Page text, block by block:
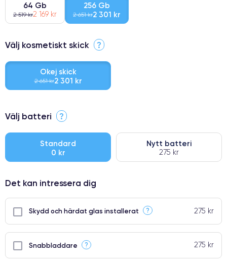
64 Gb
2 519 kr2 169 kr
256 Gb
2 651 kr2 301 kr
Välj kosmetiskt skick ?
Okej skick
2 651 kr2 301 kr
⭐ Premium
● Oklanderlig kvalitetsskärm
● Endast 5% av våra telefoner har premiumklassning
Välj batteri ?
Standard
0 kr
Nytt batteri
275 kr
Det kan intressera dig
Skydd och härdat glas installerat ? 275 kr
Snabbladdare ? 275 kr